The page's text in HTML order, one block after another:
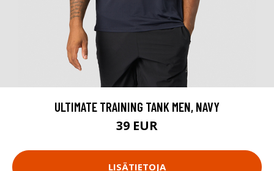
ULTIMATE TRAINING TANK MEN, NAVY
39 EUR
LISÄTIETOJA